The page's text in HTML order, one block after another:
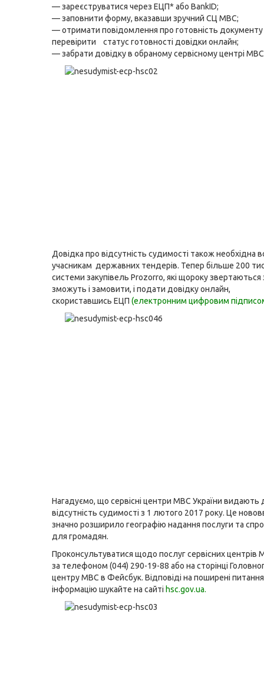
— зареєструватися через ЕЦП* або BankID;
— заповнити форму, вказавши зручний СЦ МВС;
— отримати повідомлення про готовність документу
перевірити статус готовності довідки онлайн;
— забрати довідку в обраному сервісному центрі
Довідка про відсутність судимості також необхідна
учасникам державних тендерів. Тепер більше 200
системи закупівель Prozorro, які щороку
зможуть і замовити, і подати довідку онлайн,
cкориставшись ЕЦП (електронним цифровим
Нагадуємо, що сервісні центри МВС України видають
відсутність судимості з 1 лютого 2017 року. Це
значно розширило географію надання послуги та
для громадян.
Проконсультуватися щодо послуг сервісних
за телефоном (044) 290-19-88 або на сторінці
центру МВС в Фейсбук. Відповіді на поширені
інформацію шукайте на сайті hsc.gov.ua.